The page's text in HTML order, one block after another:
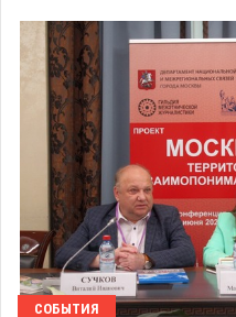
СОБЫТИЯ